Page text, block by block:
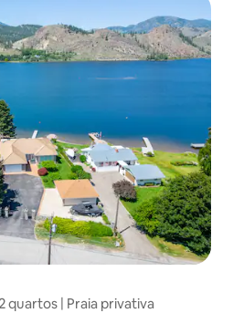
quartos | Praia privativa